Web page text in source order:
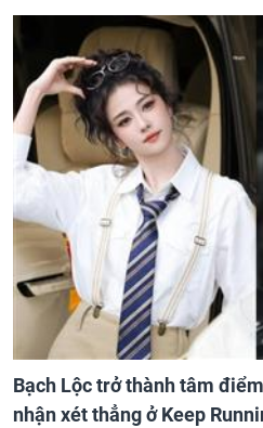
Bạch Lộc trở thành tâm
nhận xét thẳng ở Keep